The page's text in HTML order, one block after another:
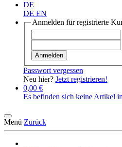
DE
DE EN
Anmelden für registrierte
Anmelden
Passwort vergessen
Neu hier? Jetzt registrieren!
0,00 €
Es befinden sich keine Artikel
Menü Zurück